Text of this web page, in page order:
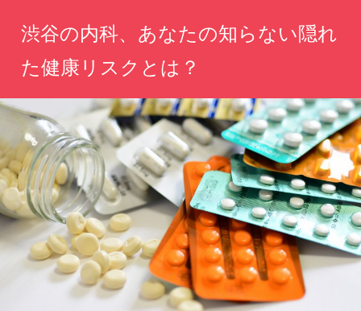
ツ
ス
キ
ッ
プ
渋谷の内科、あなたの知らない隠れ
た健康リスクとは？
な
た
の
健
康
を
守
る
た
め